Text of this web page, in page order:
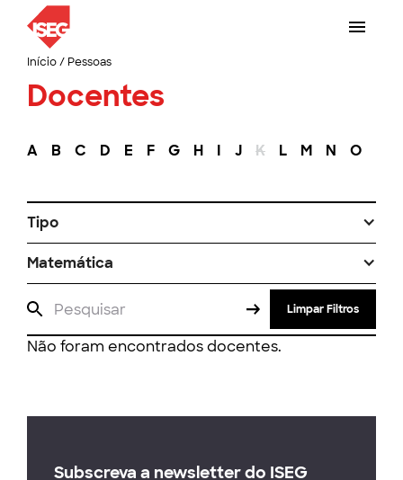
Início/ Pessoas
Docentes
A B C D E F G H I J K L M N O
Tipo
Matemática
Limpar Filtros
Não foram encontrados docentes.
Subscreva a newsletter do ISEG